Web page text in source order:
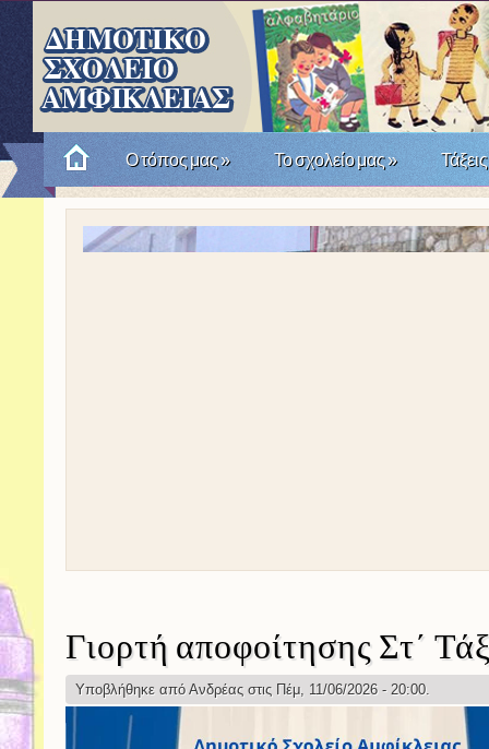
Ο τόπος μας» Το σχολείο μας» Τάξεις
Πώς θυμόμαστε την Επανάσταση του '21; Μια
Γιορτή αποφοίτησης Στ΄
Υποβλήθηκε από Ανδρέας στις Πέμ, 11/06/2026 - 20:00.